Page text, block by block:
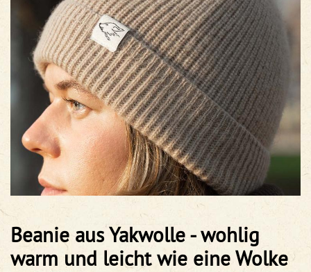
Beanie aus Yakwolle - wohlig
warm und leicht wie eine Wolke